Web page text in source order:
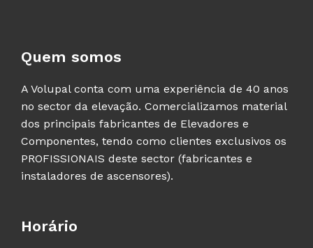
Quem somos
A Volupal conta com uma experiência de 40 anos
no sector da elevação. Comercializamos material
dos principais fabricantes de Elevadores e
Componentes, tendo como clientes exclusivos os
PROFISSIONAIS deste sector (fabricantes e
instaladores de ascensores).
Horário